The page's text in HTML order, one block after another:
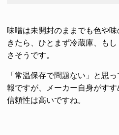
味噌は未開封のままでも色や
きたら、ひとまず冷蔵庫、も
さそうです。
「常温保存で問題ない」と思
報ですが、メーカー自身がすす
信頼性は高いですね。